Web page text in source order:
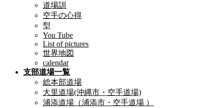
道場訓
空手の心得
型
You Tube
List of pictures
世界地図
calendar
支部道場一覧
総本部道場
大里道場(沖縄市・空手道場)
浦添道場（浦添市・空手道場 ）